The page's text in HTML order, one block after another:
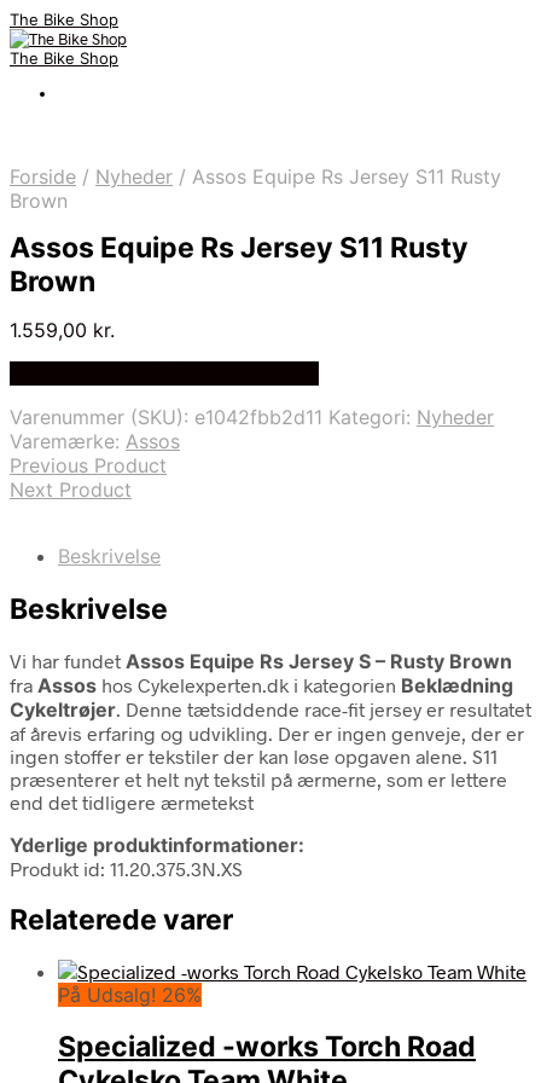
The Bike Shop
The Bike Shop
Forside / Nyheder / Assos Equipe Rs Jersey S11 Rusty
Brown
Assos Equipe Rs Jersey S11 Rusty
Brown
1.559,00 kr.
Varenummer (SKU): e1042fbb2d11 Kategori: Nyheder
Varemærke: Assos
Previous Product
Next Product
Beskrivelse
Beskrivelse
Vi har fundet Assos Equipe Rs Jersey S – Rusty Brown
fra Assos hos Cykelexperten.dk i kategorien Beklædning
Cykeltrøjer. Denne tætsiddende race-fit jersey er resultatet
af årevis erfaring og udvikling. Der er ingen genveje, der er
ingen stoffer er tekstiler der kan løse opgaven alene. S11
præsenterer et helt nyt tekstil på ærmerne, som er lettere
end det tidligere ærmetekst
Yderlige produktinformationer:
Produkt id: 11.20.375.3N.XS
Relaterede varer
På Udsalg! 26%
Specialized -works Torch Road